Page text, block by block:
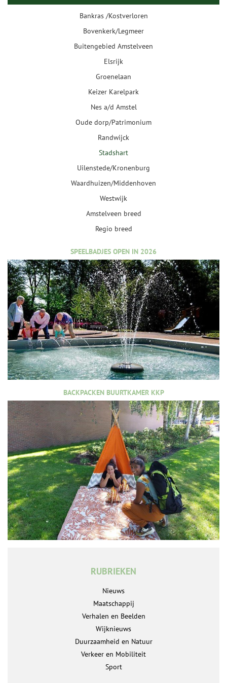
Bankras /Kostverloren
Bovenkerk/Legmeer
Buitengebied Amstelveen
Elsrijk
Groenelaan
Keizer Karelpark
Nes a/d Amstel
Oude dorp/Patrimonium
Randwijck
Stadshart
Uilenstede/Kronenburg
Waardhuizen/Middenhoven
Westwijk
Amstelveen breed
Regio breed
SPEELBADJES OPEN IN 2026
BACKPACKEN BUURTKAMER KKP
RUBRIEKEN
Nieuws
Maatschappij
Verhalen en Beelden
Wijknieuws
Duurzaamheid en Natuur
Verkeer en Mobiliteit
Sport